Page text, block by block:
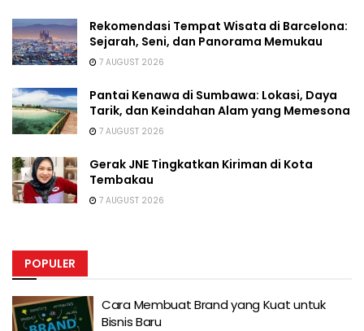
Rekomendasi Tempat Wisata di Barcelona:
Sejarah, Seni, dan Panorama Memukau
7 AUGUST 2026
Pantai Kenawa di Sumbawa: Lokasi, Daya
Tarik, dan Keindahan Alam yang Memesona
7 AUGUST 2026
Gerak JNE Tingkatkan Kiriman di Kota
Tembakau
7 AUGUST 2026
POPULER
Cara Membuat Brand yang Kuat untuk
Bisnis Baru